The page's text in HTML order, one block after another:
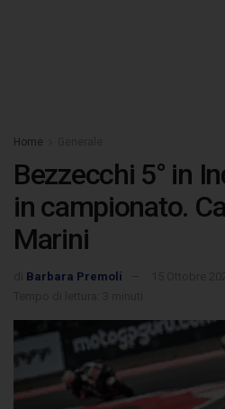
Home
Bezzecchi 5° in
in campionato.
Marini
Barbara Premoli